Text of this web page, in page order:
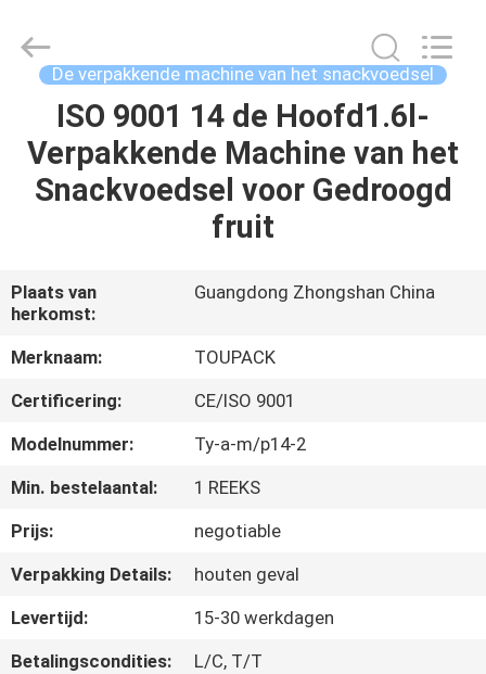
THUIS
PRODUCTEN
ONS
RONDLEIDING
DOOR
DE
FABRIEK
KWALITEITSCONTROLE
NEEM
CONTACT
De verpakkende machine van het snackvoedsel
ISO 9001 14 de Hoofd1.6l-
Verpakkende Machine van het
Snackvoedsel voor Gedroogd
fruit
Plaats van
herkomst:
Guangdong Zhongshan China
Merknaam:
TOUPACK
Certificering:
CE/ISO 9001
Modelnummer:
Ty-a-m/p14-2
Min. bestelaantal:
1 REEKS
Prijs:
negotiable
Verpakking Details:
houten geval
Levertijd:
15-30 werkdagen
Betalingscondities:
L/C, T/T